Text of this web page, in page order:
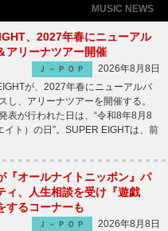
MUSIC NEWS
、2027年春にニューアル
アリーナツアー開催
Ｊ－ＰＯＰ
2026年8月8日
が、2027年春にニューアルバ
し、アリーナツアーを開催する。
表が行われた日は、“令和8年8月8
イト）の日”。SUPER EIGHTは、前
『オールナイトニッポン』パ
ィ、人生相談を受け『遊戯
するコーナーも
Ｊ－ＰＯＰ
2026年8月8日